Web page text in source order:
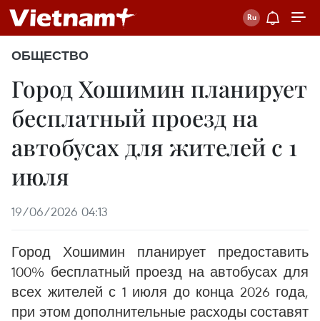
ОБЩЕСТВО
Город Хошимин планирует
бесплатный проезд на
автобусах для жителей с 1
июля
19/06/2026 04:13
Город Хошимин планирует предоставить
100% бесплатный проезд на автобусах для
всех жителей с 1 июля до конца 2026 года,
при этом дополнительные расходы составят